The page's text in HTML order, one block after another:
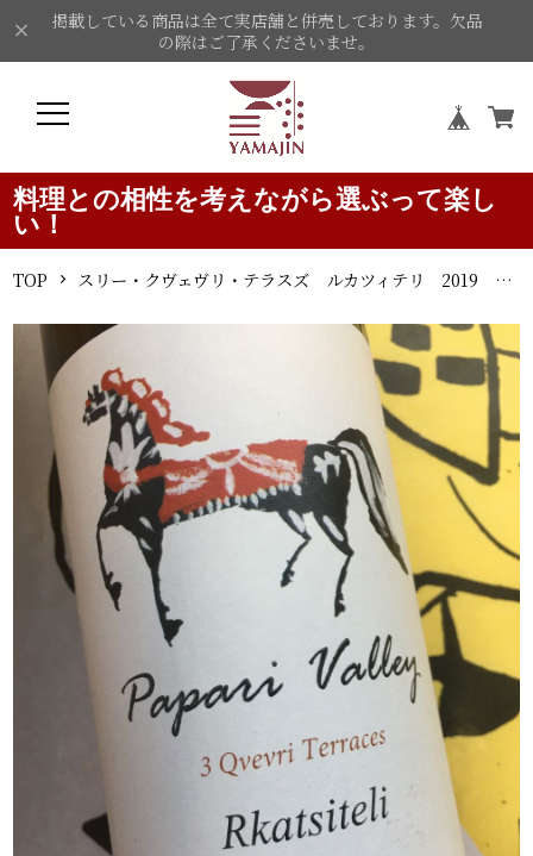
掲載している商品は全て実店舗と併売しております。欠品
の際はご了承くださいませ。
料理との相性を考えながら選ぶって楽し
い！
TOP スリー・クヴェヴリ・テラスズ ルカツィテリ 2019 パパリ・ヴァレー オレンジワイン